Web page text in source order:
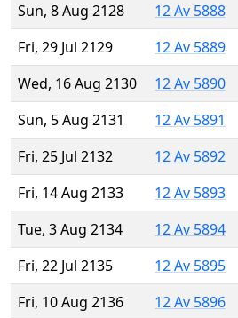
Sun, 8 Aug 2128
12 Av 5888
Fri, 29 Jul 2129
12 Av 5889
Wed, 16 Aug 2130
12 Av 5890
Sun, 5 Aug 2131
12 Av 5891
Fri, 25 Jul 2132
12 Av 5892
Fri, 14 Aug 2133
12 Av 5893
Tue, 3 Aug 2134
12 Av 5894
Fri, 22 Jul 2135
12 Av 5895
Fri, 10 Aug 2136
12 Av 5896